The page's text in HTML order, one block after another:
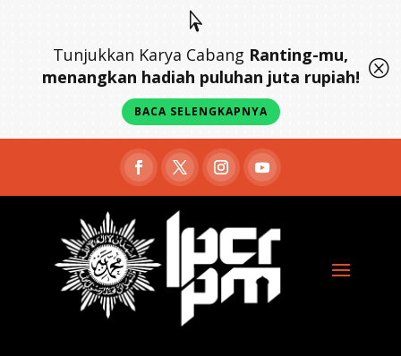

Tunjukkan Karya Cabang Ranting-mu,
menangkan hadiah puluhan juta rupiah!
BACA SELENGKAPNYA
Q